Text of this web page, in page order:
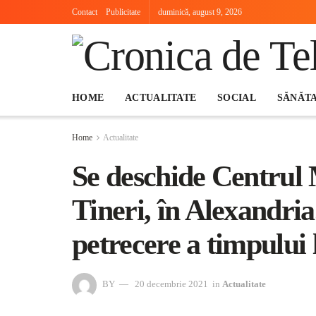
Contact Publicitate duminică, august 9, 2026
HOME ACTUALITATE SOCIAL
Home Actualitate
Se deschide
Tineri, în
petrecere a timpului
BY 20 decembrie 2021 in Actualitate